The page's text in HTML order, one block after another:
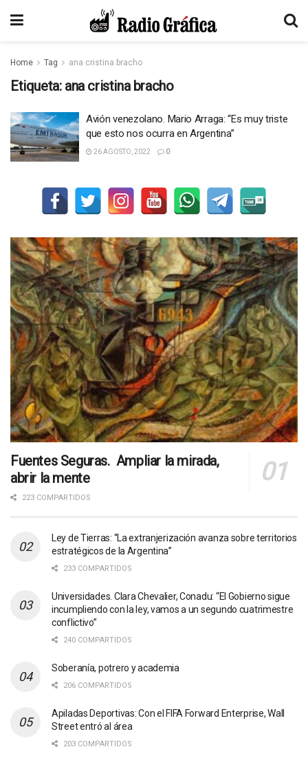
Home Tag ana cristina bracho
Etiqueta: ana cristina bracho
Avión venezolano. Mario Arraga: “Es muy triste
que esto nos ocurra en Argentina”
26 AGOSTO, 2022 0
Fuentes Seguras. Ampliar la mirada,
abrir la mente
223 COMPARTIDOS
Ley de Tierras: “La extranjerización avanza sobre territorios
estratégicos de la Argentina”
233 COMPARTIDOS
Universidades. Clara Chevalier, Conadu: “El Gobierno sigue
incumpliendo con la ley, vamos a un segundo cuatrimestre
conflictivo”
240 COMPARTIDOS
Soberanía, potrero y academia
206 COMPARTIDOS
Apiladas Deportivas: Con el FIFA Forward Enterprise, Wall
Street entró al área
203 COMPARTIDOS